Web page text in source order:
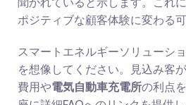
ポジティブな顧客体験に変わる
スマートエネルギーソリューシ
を想像してください。見込み客が
費用や電気自動車充電所の利点